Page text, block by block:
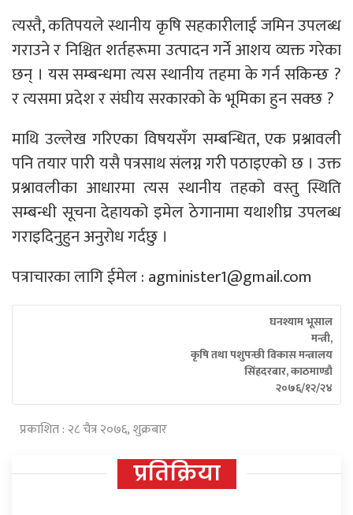
त्यस्तै, कतिपयले स्थानीय कृषि सहकारीलाई जमिन उपलब्ध
गराउने र निश्चित शर्तहरूमा उत्पादन गर्ने आशय व्यक्त गरेका
छन् । यस सम्बन्धमा त्यस स्थानीय तहमा के गर्न सकिन्छ ?
र त्यसमा प्रदेश र संघीय सरकारको के भूमिका हुन सक्छ ?
माथि उल्लेख गरिएका विषयसँग सम्बन्धित, एक प्रश्नावली
पनि तयार पारी यसै पत्रसाथ संलग्न गरी पठाइएको छ । उक्त
प्रश्नावलीका आधारमा त्यस स्थानीय तहको वस्तु स्थिति
सम्बन्धी सूचना देहायको इमेल ठेगानामा यथाशीघ्र उपलब्ध
गराइदिनुहुन अनुरोध गर्दछु ।
पत्राचारका लागि ईमेल : agminister1@gmail.com
घनश्याम भूसाल
मन्त्री,
कृषि तथा पशुपन्छी विकास मन्त्रालय
सिंहदरबार, काठमाण्डौ
२०७६/१२/२४
प्रकाशित : २८ चैत्र २०७६, शुक्रबार
प्रतिक्रिया